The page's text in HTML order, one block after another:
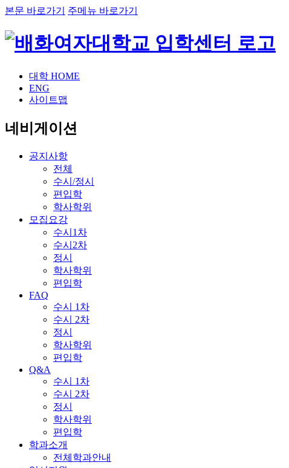
본문 바로가기 주메뉴 바로가기
대학 HOME
ENG
사이트맵
네비게이션
공지사항
전체
수시/정시
편입학
학사학위
모집요강
수시1차
수시2차
정시
학사학위
편입학
FAQ
수시 1차
수시 2차
정시
학사학위
편입학
Q&A
수시 1차
수시 2차
정시
학사학위
편입학
학과소개
전체학과안내